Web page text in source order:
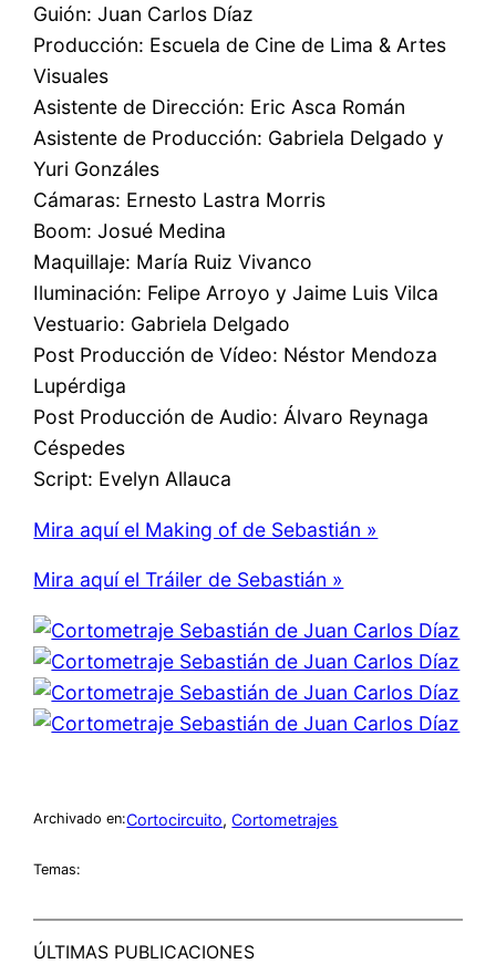
Guión: Juan Carlos Díaz
Producción: Escuela de Cine de Lima & Artes
Visuales
Asistente de Dirección: Eric Asca Román
Asistente de Producción: Gabriela Delgado y
Yuri Gonzáles
Cámaras: Ernesto Lastra Morris
Boom: Josué Medina
Maquillaje: María Ruiz Vivanco
Iluminación: Felipe Arroyo y Jaime Luis Vilca
Vestuario: Gabriela Delgado
Post Producción de Vídeo: Néstor Mendoza
Lupérdiga
Post Producción de Audio: Álvaro Reynaga
Céspedes
Script: Evelyn Allauca
Mira aquí el Making of de Sebastián »
Mira aquí el Tráiler de Sebastián »
Archivado en:Cortocircuito, Cortometrajes
Temas:
ÚLTIMAS PUBLICACIONES